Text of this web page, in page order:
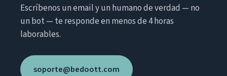
Escríbenos un email y un humano de verdad — no
un bot — te responde en menos de 4 horas
laborables.
soporte@bedoott.com